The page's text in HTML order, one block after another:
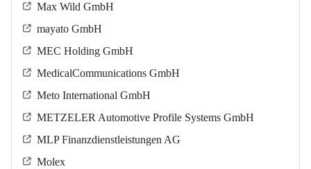
Max Wild GmbH
mayato GmbH
MEC Holding GmbH
MedicalCommunications GmbH
Meto International GmbH
METZELER Automotive Profile Systems GmbH
MLP Finanzdienstleistungen AG
Molex